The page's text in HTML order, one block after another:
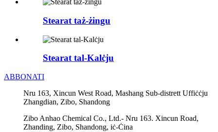
Stearat taż-żingu
Stearat tal-Kalċju
ABBONATI
Nru 163, Xincun West Road, Mashang Sub-distrett Uffiċċju
Zhangdian, Zibo, Shandong
Zibo Anhao Chemical Co., Ltd.- Nru 163. Xincun Road,
Zhanding, Zibo, Shandong, iċ-Ċina